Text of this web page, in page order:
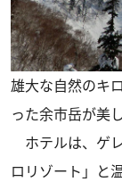
雄大な自然のキ
った余市岳が美し
ホテルは、ゲ
ロリゾート」と